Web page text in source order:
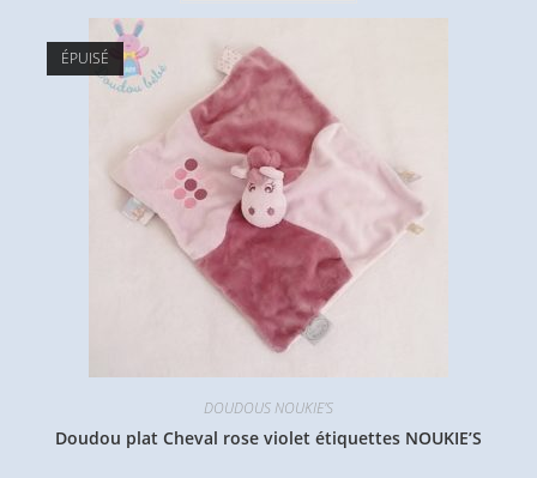
ÉPUISÉ
DOUDOUS NOUKIE'S
Doudou plat Cheval rose violet étiquettes NOUKIE’S